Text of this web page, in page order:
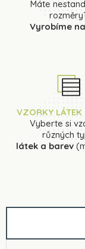
Máte
Vyrobíme
VZORKY LÁTEK
Vyberte si
různých
látek a barev